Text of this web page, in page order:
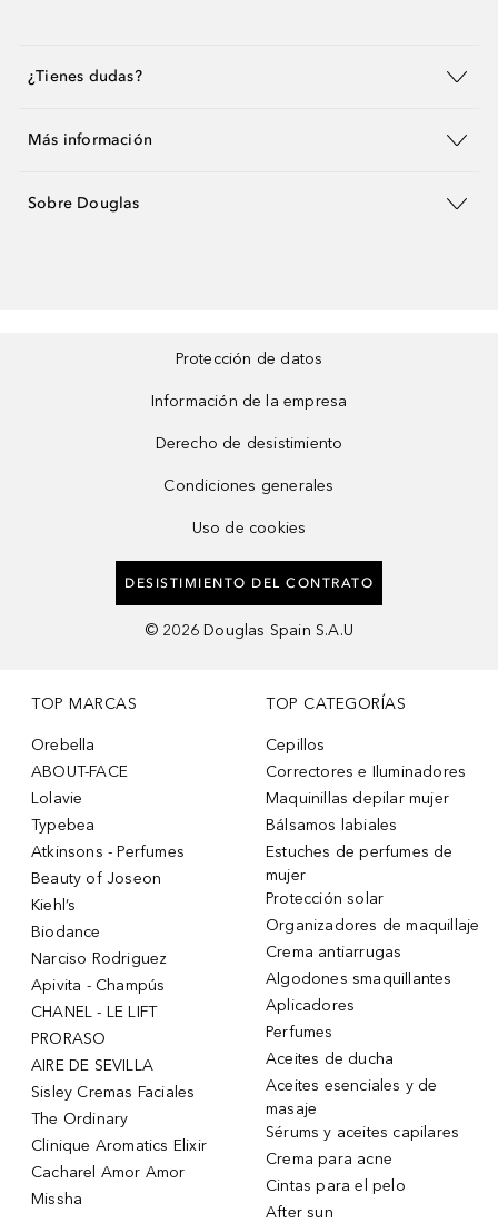
¿Tienes dudas?
Más información
Sobre Douglas
Protección de datos
Información de la empresa
Derecho de desistimiento
Condiciones generales
Uso de cookies
DESISTIMIENTO DEL CONTRATO
© 2026 Douglas Spain S.A.U
TOP MARCAS
Orebella
ABOUT-FACE
Lolavie
Typebea
Atkinsons - Perfumes
Beauty of Joseon
Kiehl’s
Biodance
Narciso Rodriguez
Apivita - Champús
CHANEL - LE LIFT
PRORASO
AIRE DE SEVILLA
Sisley Cremas Faciales
The Ordinary
Clinique Aromatics Elixir
Cacharel Amor Amor
Missha
TOP CATEGORÍAS
Cepillos
Correctores e Iluminadores
Maquinillas depilar mujer
Bálsamos labiales
Estuches de perfumes de
mujer
Protección solar
Organizadores de maquillaje
Crema antiarrugas
Algodones smaquillantes
Aplicadores
Perfumes
Aceites de ducha
Aceites esenciales y de
masaje
Sérums y aceites capilares
Crema para acne
Cintas para el pelo
After sun